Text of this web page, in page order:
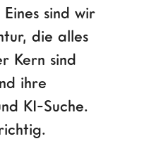
sind wir
die alles
Kern sind
ihre
KI-Suche.